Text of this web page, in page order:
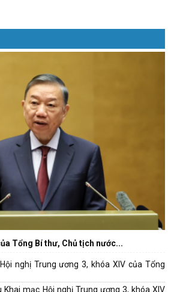
Tổng Bí thư, Chủ tịch nước...
nghị Trung ương 3, khóa XIV của Tổng
Khai mạc Hội nghị Trung ương 3, khóa XIV